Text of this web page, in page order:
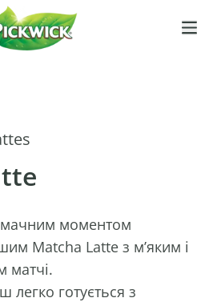
моментом
Matcha Latte з м’яким і
матчі.
легко готується з